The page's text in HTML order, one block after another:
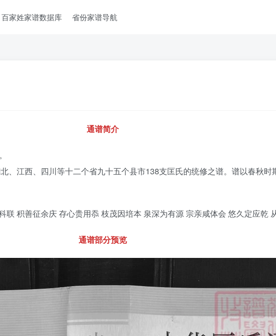
百家姓家谱数据库 省份家谱导航
通谱简介
、江西、四川等十二个省九十五个县市138支匡氏的统修之谱。谱以春秋
积善征余庆 存心贵用忝 枝茂因培本 泉深为有源 宗亲咸体会 悠久定应乾
通谱部分预览